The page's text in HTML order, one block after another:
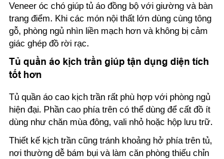
Veneer óc chó giúp tủ áo đồng bộ với giường và bàn
trang điểm. Khi các món nội thất lớn dùng cùng tông
gỗ, phòng ngủ nhìn liền mạch hơn và không bị cảm
giác ghép đồ rời rạc.
Tủ quần áo kịch trần giúp tận dụng diện tích
tốt hơn
Tủ quần áo cao kịch trần rất phù hợp với phòng ngủ
hiện đại. Phần cao phía trên có thể dùng để cất đồ ít
dùng như chăn mùa đông, vali nhỏ hoặc hộp lưu trữ.
Thiết kế kịch trần cũng tránh khoảng hở phía trên tủ,
nơi thường dễ bám bụi và làm căn phòng thiếu chỉn